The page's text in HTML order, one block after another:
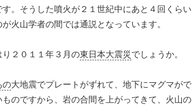
。そうした噴火が２１世紀中にあと４回くらい
火山学者の間では通説となっています。
２０１１年３月の東日本大震災 でしょうか。
の大地震でプレートがずれて、地下にマグマがで
のですから、岩の合間を上がってきて、火山の